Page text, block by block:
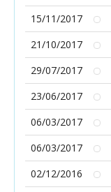
15/11/2017
21/10/2017
29/07/2017
23/06/2017
06/03/2017
06/03/2017
02/12/2016